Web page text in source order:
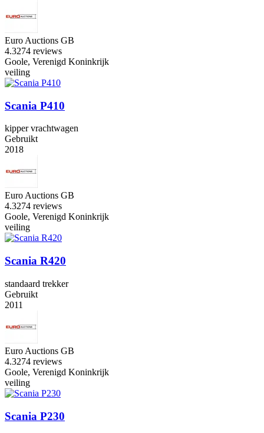
Euro Auctions GB
4.3274 reviews
Goole, Verenigd Koninkrijk
veiling
Scania P410
kipper vrachtwagen
Gebruikt
2018
Euro Auctions GB
4.3274 reviews
Goole, Verenigd Koninkrijk
veiling
Scania R420
standaard trekker
Gebruikt
2011
Euro Auctions GB
4.3274 reviews
Goole, Verenigd Koninkrijk
veiling
Scania P230